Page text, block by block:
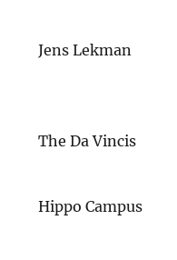
Jens Lekman
The Da Vincis
Hippo Campus